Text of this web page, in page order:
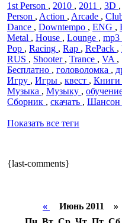
1st Person , 2010 , 2011 , 3D ,
Person , Action , Arcade ,
Dance , Downtempo , ENG ,
Metal , House , Lounge , mp3
Pop , Racing , Rap , RePack ,
RUS , Shooter , Trance , VA ,
Бесплатно , головоломка ,
Игру , Игры , квест , Книги
Музыка , Музыку ,
Сборник , скачать , Шансон
Показать все теги
{last-comments}
«
Июнь 2011 »